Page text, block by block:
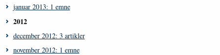
januar 2013: 1 emne
2012
december 2012: 3 artikler
november 2012: 1 emne